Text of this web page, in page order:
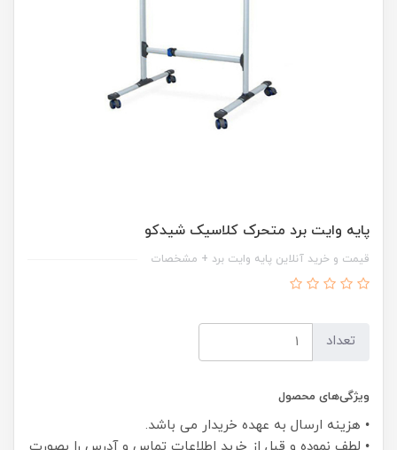
پایه وایت برد متحرک کلاسیک شیدکو
قیمت و خرید آنلاین پایه وایت برد + مشخصات
تعداد
ویژگی‌های محصول
• هزینه ارسال به عهده خریدار می باشد.